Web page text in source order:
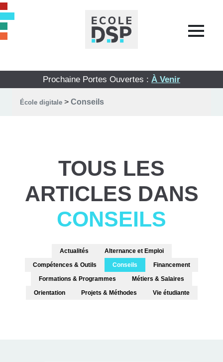
Prochaine Portes Ouvertes : À Venir
École digitale > Conseils
TOUS LES
ARTICLES DANS
CONSEILS
Actualités
Alternance et Emploi
Compétences & Outils
Conseils
Financement
Formations & Programmes
Métiers & Salaires
Orientation
Projets & Méthodes Vie étudiante